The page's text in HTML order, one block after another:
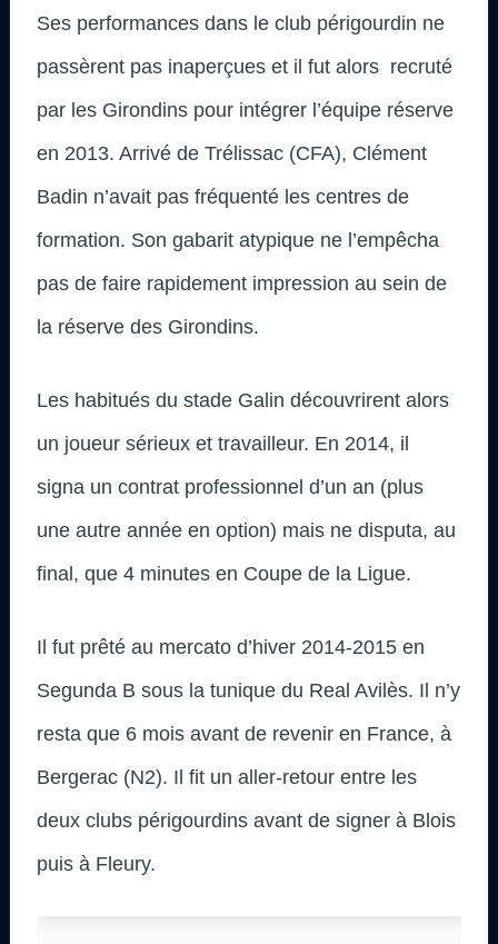
Ses performances dans le club périgourdin ne
passèrent pas inaperçues et il fut alors recruté
par les Girondins pour intégrer l’équipe réserve
en 2013. Arrivé de Trélissac (CFA), Clément
Badin n’avait pas fréquenté les centres de
formation. Son gabarit atypique ne l’empêcha
pas de faire rapidement impression au sein de
la réserve des Girondins.
Les habitués du stade Galin découvrirent alors
un joueur sérieux et travailleur. En 2014, il
signa un contrat professionnel d’un an (plus
une autre année en option) mais ne disputa, au
final, que 4 minutes en Coupe de la Ligue.
Il fut prêté au mercato d’hiver 2014-2015 en
Segunda B sous la tunique du Real Avilès. Il n’y
resta que 6 mois avant de revenir en France, à
Bergerac (N2). Il fit un aller-retour entre les
deux clubs périgourdins avant de signer à Blois
puis à Fleury.